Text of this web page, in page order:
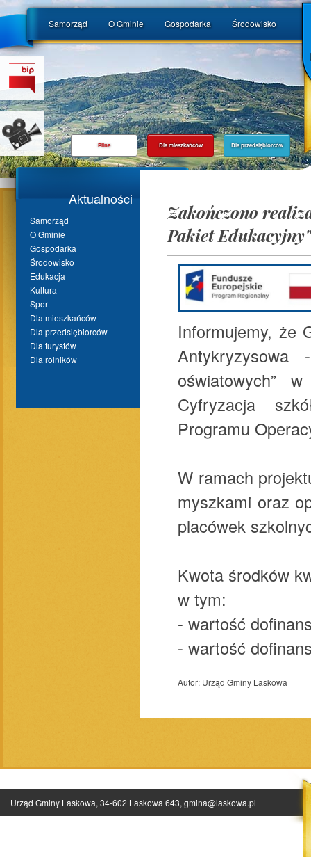
Samorząd O Gminie Gospodarka Środowisko
Pilne Dla mieszkańców Dla przedsiębiorców
Aktualności
Samorząd
O Gminie
Gospodarka
Środowisko
Edukacja
Kultura
Sport
Dla mieszkańców
Dla przedsiębiorców
Dla turystów
Dla rolników
Zakończono
Pakiet Edukacyjny"
Informujemy, że
oświatowych”
Cyfryzacja
Programu
W ramach
myszkami oraz
placówek
Kwota środków
w tym:
- wartość
- wartość
Autor: Urząd Gminy Laskowa
Urząd Gminy Laskowa, 34-602 Laskowa 643, gmina@laskowa.pl